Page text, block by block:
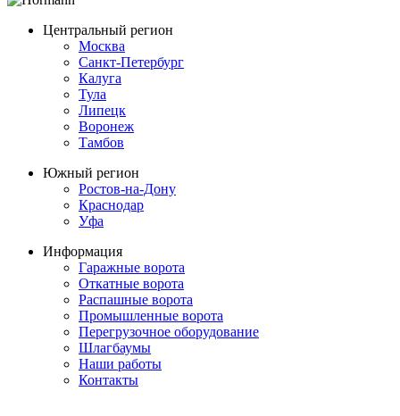
Центральный регион
Москва
Санкт-Петербург
Калуга
Тула
Липецк
Воронеж
Тамбов
Южный регион
Ростов-на-Дону
Краснодар
Уфа
Информация
Гаражные ворота
Откатные ворота
Распашные ворота
Промышленные ворота
Перегрузочное оборудование
Шлагбаумы
Наши работы
Контакты